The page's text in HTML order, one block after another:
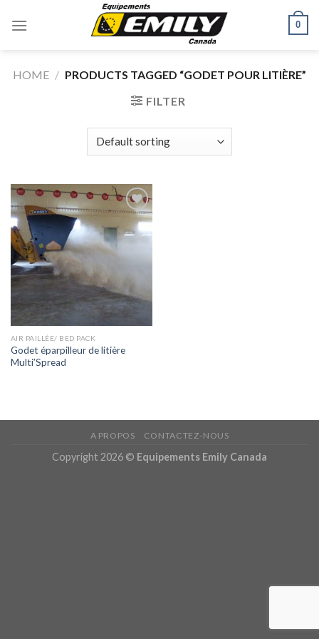
0
HOME / PRODUCTS TAGGED “GODET POUR LITIÈRE”
FILTER
Ajouter
à la liste
AIR PAILLÉE/ BED PACK
Godet éparpilleur de litière
Multi’Spread
A PROPOS CONTACTEZ-NOUS
Copyright 2026 © Equipements Emily Canada